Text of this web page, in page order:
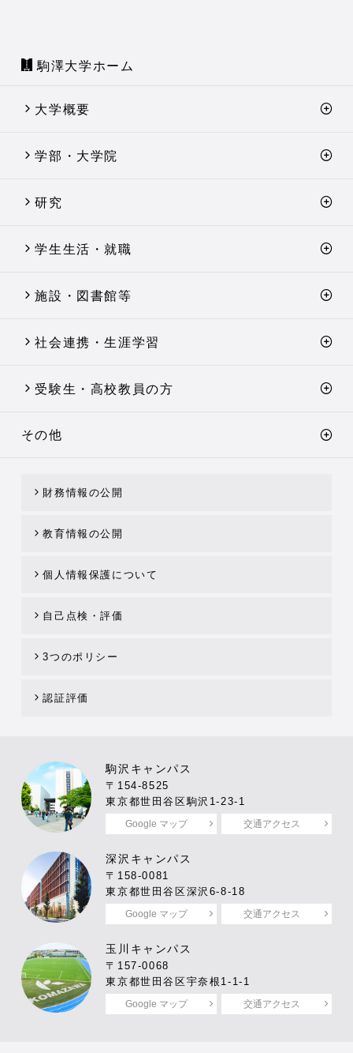
駒澤大学ホーム
大学概要
学部・大学院
研究
学生生活・就職
施設・図書館等
社会連携・生涯学習
受験生・高校教員の方
その他
財務情報の公開
教育情報の公開
個人情報保護について
自己点検・評価
3つのポリシー
認証評価
駒沢キャンパス
〒154-8525
東京都世田谷区駒沢1-23-1
Google マップ 交通アクセス
深沢キャンパス
〒158-0081
東京都世田谷区深沢6-8-18
Google マップ 交通アクセス
玉川キャンパス
〒157-0068
東京都世田谷区宇奈根1-1-1
Google マップ 交通アクセス